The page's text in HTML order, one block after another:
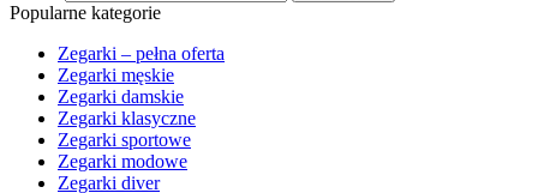
Popularne kategorie
Zegarki – pełna oferta
Zegarki męskie
Zegarki damskie
Zegarki klasyczne
Zegarki sportowe
Zegarki modowe
Zegarki diver